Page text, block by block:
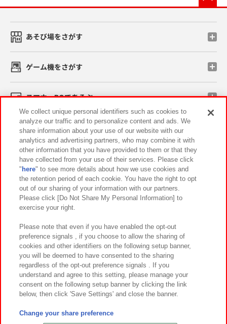
あそび場をさがす
ゲーム機をさがす
スマホ・PCであそぶ
イベント・キャンペーン
関連会社 サステナビリティ サイトポリシー
プライバシーポリシー ウェブアクセシビリティ方針と検証結果
お取引先さまとともに
カスタマーハラスメント対応方針 よくあるご質問・お問い合わせ
©Bandai Namco Amusement Inc.
©Bandai Namco Amusement Lab Inc.
We collect unique personal identifiers such as cookies to
analyze our traffic and to personalize content and ads. We
share information about your use of our website with our
analytics and advertising partners, who may combine it with
other information that you have provided to them or that they
have collected from your use of their services. Please click
" here" to see more details about how we use cookies and
the retention period of each cookie. You have the right to opt
out of our sharing of your information with our partners.
Please click [Do Not Share My Personal Information] to
exercise your right.
Please note that even if you have enabled the opt-out
preference signals , if you choose to allow the sharing of
cookies and other identifiers on the following setup banner,
you will be deemed to have consented to the sharing
regardless of the opt-out preference signals . If you
understand and agree to this setting, please manage your
consent on the following setup banner by clicking the link
below, then click 'Save Settings' and close the banner.
Change your share preference